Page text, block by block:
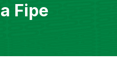
Fipe